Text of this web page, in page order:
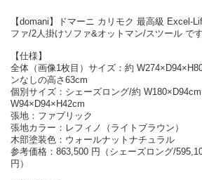
【domani】ドマーニ カリモク 最高級 Excel-
ファ/2人掛けソファ&オットマン/スツール です
【仕様】
全体（画像1枚目）サイズ：約
ンなしの高さ63cm
個別サイズ：シェーズロング/約
W94×D94×H42cm
張地：ファブリック
張地カラー：レフィノ（ライトブラウン）
木部塗装色：ウォールナットナチュラル
参考価格：863,500 円（シェーズロング/
円）